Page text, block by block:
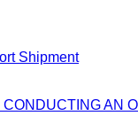
Shipment
CONDUCTING AN